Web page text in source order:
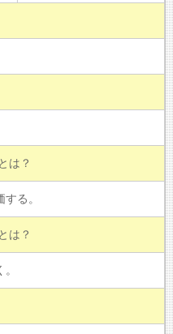
は？
る。
は？